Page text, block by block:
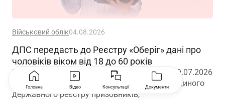
Військовий облік04.08.2026
ДПС передасть до Реєстру «Оберіг» дані про
чоловіків віком від 18 до 60 років
Кабінет Міністрів України постановою від 29.07.2026
№ 981 затвердив новий Порядок ведення Єдиного
державного реєстру призовників,
Головна Відео Консультації Документи